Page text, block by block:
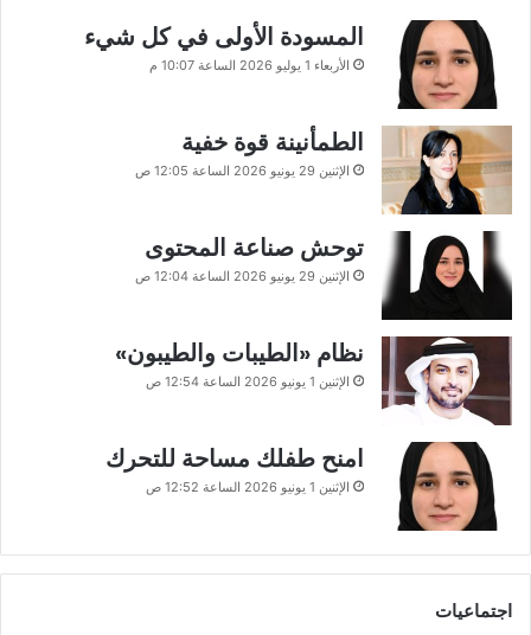
المسودة الأولى في كل شيء
الأربعاء 1 يوليو 2026 الساعة 10:07 م
الطمأنينة قوة خفية
الإثنين 29 يونيو 2026 الساعة 12:05 ص
توحش صناعة المحتوى
الإثنين 29 يونيو 2026 الساعة 12:04 ص
نظام «الطيبات والطيبون»
الإثنين 1 يونيو 2026 الساعة 12:54 ص
امنح طفلك مساحة للتحرك
الإثنين 1 يونيو 2026 الساعة 12:52 ص
اجتماعيات